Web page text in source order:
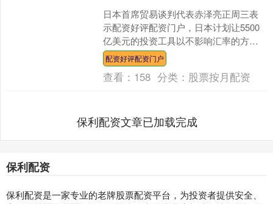
日本首席贸易谈判代表赤泽亮正周三表
示配资好评配资门户，日本计划让5500
亿美元的投资工具以不影响汇率的方式
运作；该工具是日美贸易协定的一个重
要支柱。 赤泽亮正表....
配资好评配资门户
查看： 158 分类： 股票按月配资
保利配资文章已加载完成
保利配资
保利配资是一家专业的老牌股票配资平台，为投资者提供安全、